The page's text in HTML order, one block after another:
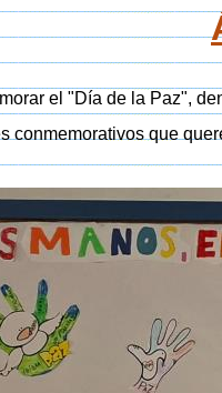
el "Día de la Paz",
conmemorativos que